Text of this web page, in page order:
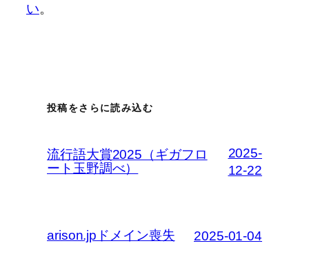
い。
投稿をさらに読み込む
流行語大賞2025（ギガフロ
ート玉野調べ）
2025-
12-22
arison.jpドメイン喪失 2025-01-04